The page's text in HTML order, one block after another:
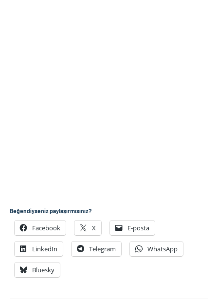
Beğendiyseniz paylaşırmısınız?
Facebook X E-posta
LinkedIn Telegram WhatsApp
Bluesky